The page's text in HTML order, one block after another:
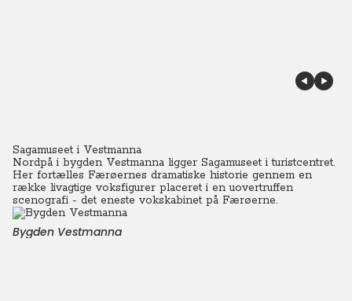
Sagamuseet i Vestmanna
Nordpå i bygden Vestmanna ligger Sagamuseet i turistcentret.
Her fortælles Færøernes dramatiske historie gennem en
række livagtige voksfigurer placeret i en uovertruffen
scenografi - det eneste vokskabinet på Færøerne.
Bygden Vestmanna